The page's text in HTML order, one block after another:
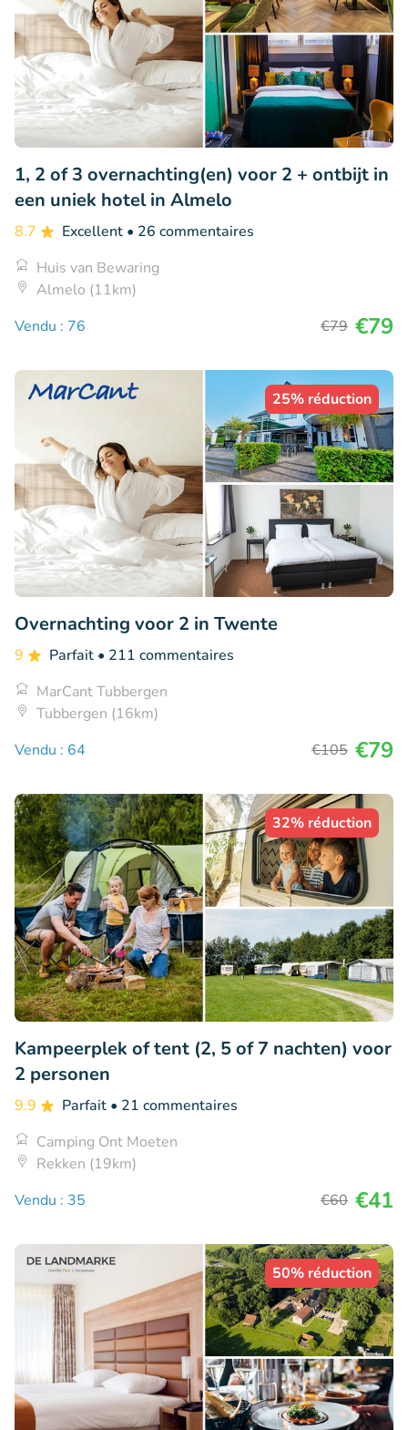
1, 2 of 3 overnachting(en) voor 2 + ontbijt in
een uniek hotel in Almelo
8.7 Excellent • 26 commentaires
Huis van Bewaring
Almelo (11km)
Vendu : 76
€79 €79
25% réduction
Overnachting voor 2 in Twente
9 Parfait • 211 commentaires
MarCant Tubbergen
Tubbergen (16km)
Vendu : 64
€105 €79
32% réduction
Kampeerplek of tent (2, 5 of 7 nachten) voor
2 personen
9.9 Parfait • 21 commentaires
Camping Ont Moeten
Rekken (19km)
Vendu : 35
€60 €41
50% réduction